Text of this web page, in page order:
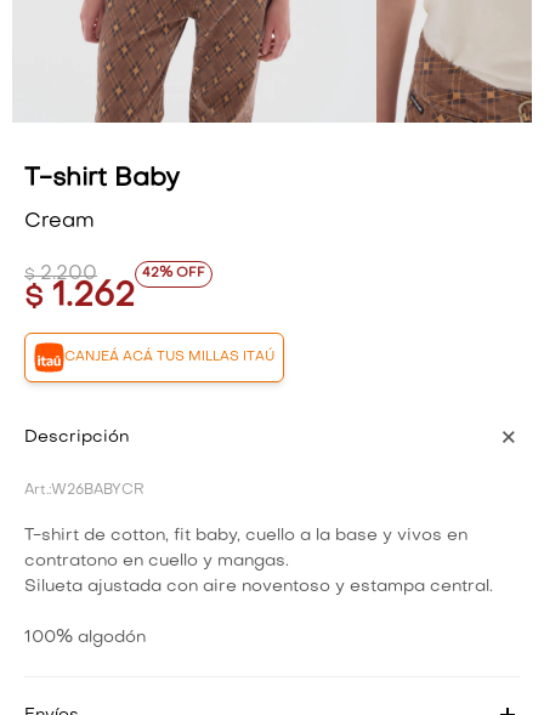
T-shirt Baby
Cream
$ 1.262
$ 2.200 42
CANJEÁ ACÁ TUS MILLAS ITAÚ
Descripción
W26BABYCR
T-shirt de cotton, fit baby, cuello a la base y vivos en
contratono en cuello y mangas.
Silueta ajustada con aire noventoso y estampa central.
100% algodón
VESTIDOS Y MONOS
CAMISAS Y BLUSAS
SHORTS Y FALDAS
VESTIDOS Y MONOS
CAMISAS Y BLUSAS
SHORTS Y FALDAS